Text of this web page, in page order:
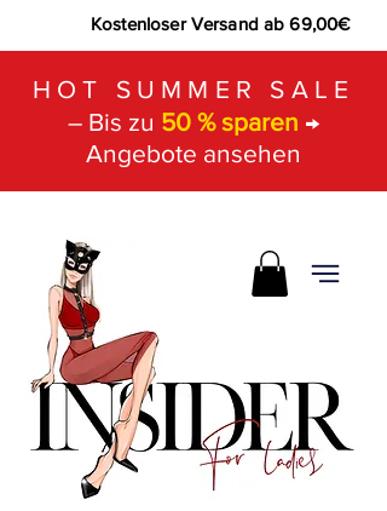
Kostenloser Versand ab 69,00€
HOT SUMMER SALE
– Bis zu 50 % sparen →
Angebote ansehen